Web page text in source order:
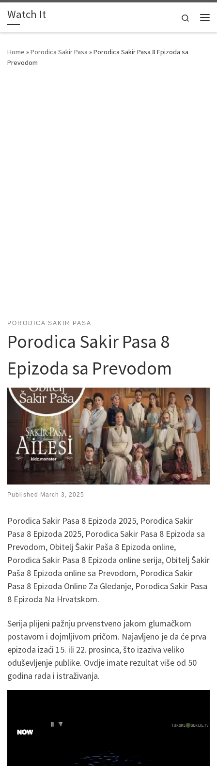
Skip to content
Watch It
Search
Home »Porodica Sakir Pasa »Porodica Sakir Pasa 8 Epizoda sa
Prevodom
PORODICA SAKIR PASA
Porodica Sakir Pasa 8
Epizoda sa Prevodom
Published March 3, 2025
Porodica Sakir Pasa 8 Epizoda 2025, Porodica Sakir
Pasa 8 Epizoda 2025, Porodica Sakir Pasa 8 Epizoda sa
Prevodom, Obitelj Šakir Paša 8 Epizoda online,
Porodica Sakir Pasa 8 Epizoda online serija, Obitelj Šakir
Paša 8 Epizoda online sa Prevodom, Porodica Sakir
Pasa 8 Epizoda Online Za Gledanje, Porodica Sakir Pasa
8 Epizoda Na Hrvatskom.
Serija plijeni pažnju prvenstveno jakom glumačkom
postavom i dojmljivom pričom. Najavljeno je da će prva
epizoda izaći 15. ili 22. prosinca, što izaziva veliko
oduševljenje publike. Ovdje imate rezultat više od 50
godina rada i istraživanja.